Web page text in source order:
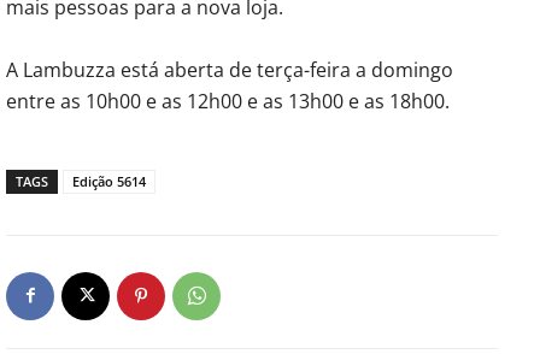
mais pessoas para a nova loja.
A Lambuzza está aberta de terça-feira a domingo
entre as 10h00 e as 12h00 e as 13h00 e as 18h00.
TAGS Edição 5614